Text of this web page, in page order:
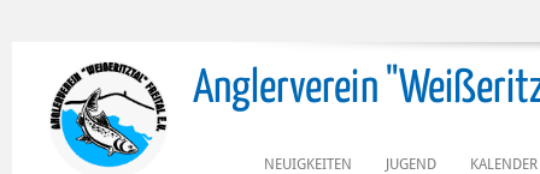
Anglerverein
NEUIGKEITEN JUGEND KALENDER